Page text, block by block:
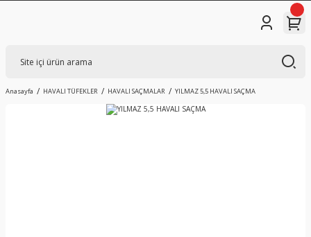
Anasayfa HAVALI TÜFEKLER HAVALI SAÇMALAR YILMAZ 5,5 HAVALI SAÇMA